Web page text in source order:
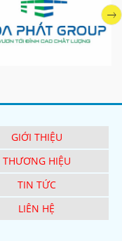
GIỚI THIỆU
THƯƠNG HIỆU
TIN TỨC
LIÊN HỆ